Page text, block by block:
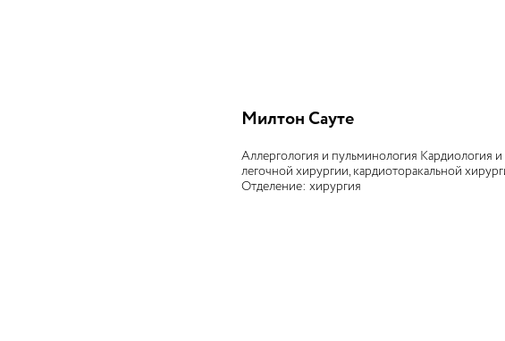
Милтон Сауте
Аллергология и пульминология Кардиология
легочной хирургии, кардиоторакальной
Отделение: хирургия